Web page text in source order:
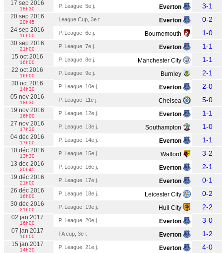
17 sep 2016
18h30 P. League, 5e j. Everton 3-1
20 sep 2016
20h45 League Cup, 3e t Everton 0-2
24 sep 2016
16h00 P. League, 6e j. Bournemouth 1-0
30 sep 2016
21h00 P. League, 7e j. Everton 1-1
15 oct 2016
16h00 P. League, 8e j. Manchester City 1-1
22 oct 2016
16h00 P. League, 9e j. Burnley 2-1
30 oct 2016
14h30 P. League, 10e j. Everton 2-0
05 nov 2016
18h30 P. League, 11e j. Chelsea 5-0
19 nov 2016
16h00 P. League, 12e j. Everton 1-1
27 nov 2016
17h30 P. League, 13e j. Southampton 1-0
04 déc 2016
17h00 P. League, 14e j. Everton 1-1
10 déc 2016
13h30 P. League, 15e j. Watford 3-2
13 déc 2016
20h45 P. League, 16e j. Everton 2-1
19 déc 2016
21h00 P. League, 17e j. Everton 0-1
26 déc 2016
16h00 P. League, 18e j. Leicester City 0-2
30 déc 2016
21h00 P. League, 19e j. Hull City 2-2
02 jan 2017
16h00 P. League, 20e j. Everton 3-0
07 jan 2017
16h00 FA cup, 3e t Everton 1-2
15 jan 2017
14h30 P. League, 21e j. Everton 4-0